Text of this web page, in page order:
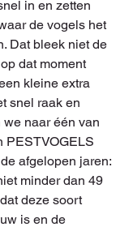
in en zetten
de vogels het
Dat bleek niet de
dat moment
kleine extra
snel raak en
naar één van
PESTVOGELS
afgelopen jaren:
minder dan 49
deze soort
is en de